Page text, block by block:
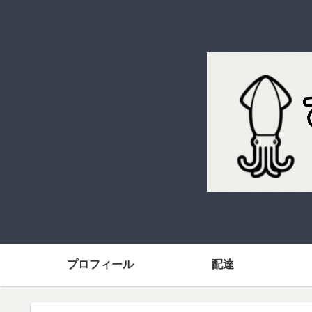
プロフィール 配達